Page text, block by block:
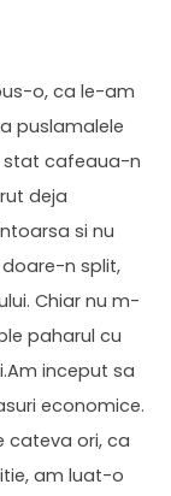
o, ca le-am
puslamalele
stat cafeaua-n
deja
si nu
n split,
Chiar nu m-
paharul cu
inceput sa
economice.
cateva ori, ca
am luat-o